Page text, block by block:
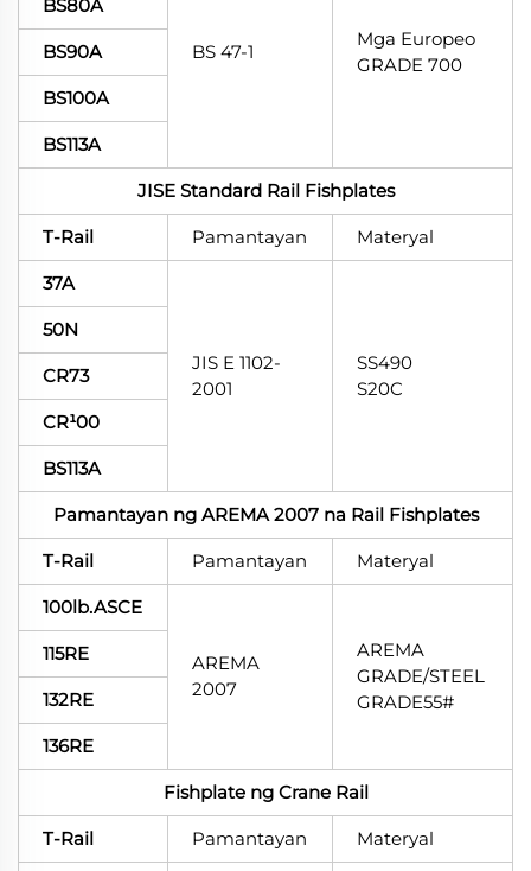
BS 47-1
Mga Europeo
GRADE 700
BS80A
BS90A
BS100A
BS113A
JISE Standard Rail Fishplates
T-Rail Pamantayan Materyal
37A
JIS E 1102-
2001
SS490
S20C
50N
CR73
CR¹00
BS113A
Pamantayan ng AREMA 2007 na Rail Fishplates
T-Rail Pamantayan Materyal
100lb.ASCE
AREMA
2007
AREMA
GRADE/STEEL
GRADE55#
115RE
132RE
136RE
Fishplate ng Crane Rail
T-Rail Pamantayan Materyal